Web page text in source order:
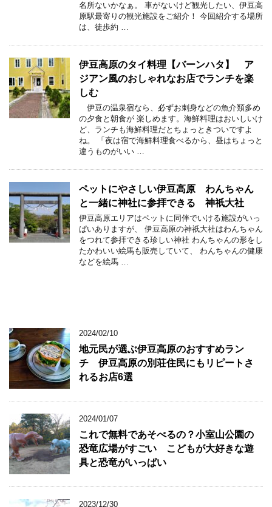
名所ないかなぁ。 車がないけど観光したい、伊豆高
原駅最寄りの観光施設をご紹介！ 今回紹介する場所
は、徒歩約 …
伊豆高原のタイ料理【バーンハタ】 ア
ジアン風のおしゃれなお店でランチを楽
しむ
伊豆の温泉宿なら、必ずお刺身などの魚介類多め
の夕食と朝食が 楽しめます。海鮮料理はおいしいけ
ど、ランチも海鮮料理だとちょっときついですよ
ね。 「夜は宿で海鮮料理食べるから、昼はちょっと
違うものがいい …
ペットにやさしい伊豆高原 わんちゃん
と一緒に神社に参拝できる 神祇大社
伊豆高原エリアはペットに同伴でいける施設がいっ
ぱいありますが、 伊豆高原の神祇大社はわんちゃん
をつれて参拝できる珍しい神社 わんちゃんの形をし
たかわいい絵馬も販売していて、 わんちゃんの健康
などを絵馬 …
2024/02/10
地元民が選ぶ伊豆高原のおすすめラン
チ 伊豆高原の別荘住民にもリピートさ
れるお店6選
2024/01/07
これで無料であそべるの？小室山公園の
恐竜広場がすごい こどもが大好きな遊
具と恐竜がいっぱい
2023/12/30